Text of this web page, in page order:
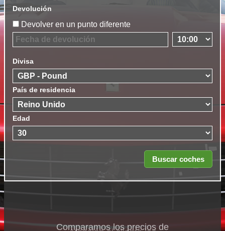
Devolución
Devolver en un punto diferente
Divisa
País de residencia
Edad
Comparamos los precios de